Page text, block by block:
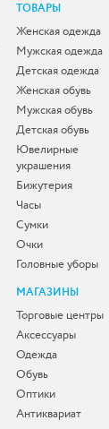
ТОВАРЫ
Женская одежда
Мужская одежда
Детская одежда
Женская обувь
Мужская обувь
Детская обувь
Ювелирные
украшения
Бижутерия
Часы
Сумки
Очки
Головные уборы
МАГАЗИНЫ
Торговые центры
Аксессуары
Одежда
Обувь
Оптики
Антиквариат